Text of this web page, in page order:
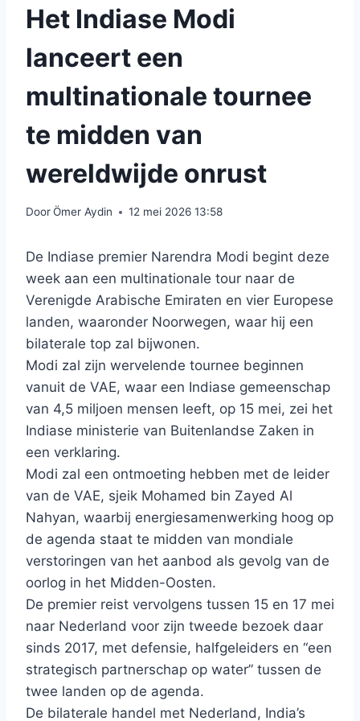
Het Indiase Modi
lanceert een
multinationale tournee
te midden van
wereldwijde onrust
DoorÖmer Aydin 12 mei 2026 13:58
De Indiase premier Narendra Modi begint deze
week aan een multinationale tour naar de
Verenigde Arabische Emiraten en vier Europese
landen, waaronder Noorwegen, waar hij een
bilaterale top zal bijwonen.
Modi zal zijn wervelende tournee beginnen
vanuit de VAE, waar een Indiase gemeenschap
van 4,5 miljoen mensen leeft, op 15 mei, zei het
Indiase ministerie van Buitenlandse Zaken in
een verklaring.
Modi zal een ontmoeting hebben met de leider
van de VAE, sjeik Mohamed bin Zayed Al
Nahyan, waarbij energiesamenwerking hoog op
de agenda staat te midden van mondiale
verstoringen van het aanbod als gevolg van de
oorlog in het Midden-Oosten.
De premier reist vervolgens tussen 15 en 17 mei
naar Nederland voor zijn tweede bezoek daar
sinds 2017, met defensie, halfgeleiders en “een
strategisch partnerschap op water” tussen de
twee landen op de agenda.
De bilaterale handel met Nederland, India’s